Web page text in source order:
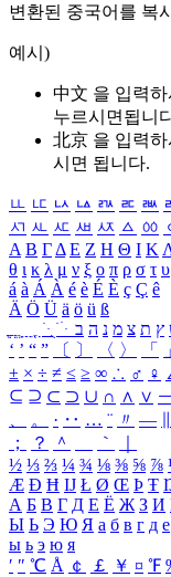
변환된 중국어를 복
예시)
中文 을 입력하
누르시면됩니
北京 을 입력하
시면 됩니다.
ㅥ ㅦ ㅧ ㅨ ㅩ ㅪ ㅫ
ㅺ ㅻ ㅼ ㅽ ㅾ ㅿ ㆀ
Α Β ΓΔ Ε Ζ Η Θ Ι Κ
θ ι κ λ μ ν ξ ο π ρ σ τ υ
á à Á À é è É È ç Ç ê
Ä Ö Ü ä ö ü ß
ִֶֹ ֻּ ׁׂ ץ ת צ מ נ ה ב
‘ ’ “ ” 〔 〕 〈 〉 「 」
± × ÷ ≠ ≤ ≥ ∞ ∴ ♂ ♀
⊆ ⊇ ⊂ ⊃ ∪ ∩ ∧ ∨
、
。 · ‥ … ¨ 〃 ―
；
？ ＾ ｀
½ ⅓ ⅔ ¼ ¾ ⅛ ⅜ ⅝ ⅞
Æ Ð Ħ Ĳ Ł Ø Œ Þ Ŧ
А Б В Г Д Е Ё Ж З И
Ы Ь Э Ю Я а б в г д е
ы ь э ю я
′ ″ ℃ Å ￠ ￡ ￥ ¤ ℉